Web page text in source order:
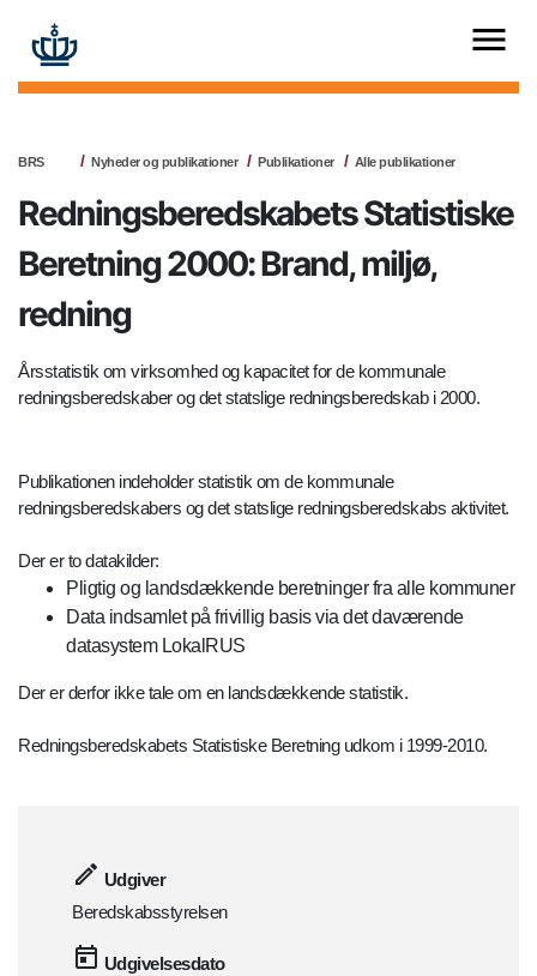
BRS Nyheder og publikationer Publikationer Alle publikationer
Redningsberedskabets Statistiske
Beretning 2000: Brand, miljø,
redning
Årsstatistik om virksomhed og kapacitet for de kommunale
redningsberedskaber og det statslige redningsberedskab i 2000.
Publikationen indeholder statistik om de kommunale
redningsberedskabers og det statslige redningsberedskabs aktivitet.
Der er to datakilder:
Pligtig og landsdækkende beretninger fra alle kommuner
Data indsamlet på frivillig basis via det daværende
datasystem LokalRUS
Der er derfor ikke tale om en landsdækkende statistik.
Redningsberedskabets Statistiske Beretning udkom i 1999-2010.
Udgiver
Beredskabsstyrelsen
Udgivelsesdato